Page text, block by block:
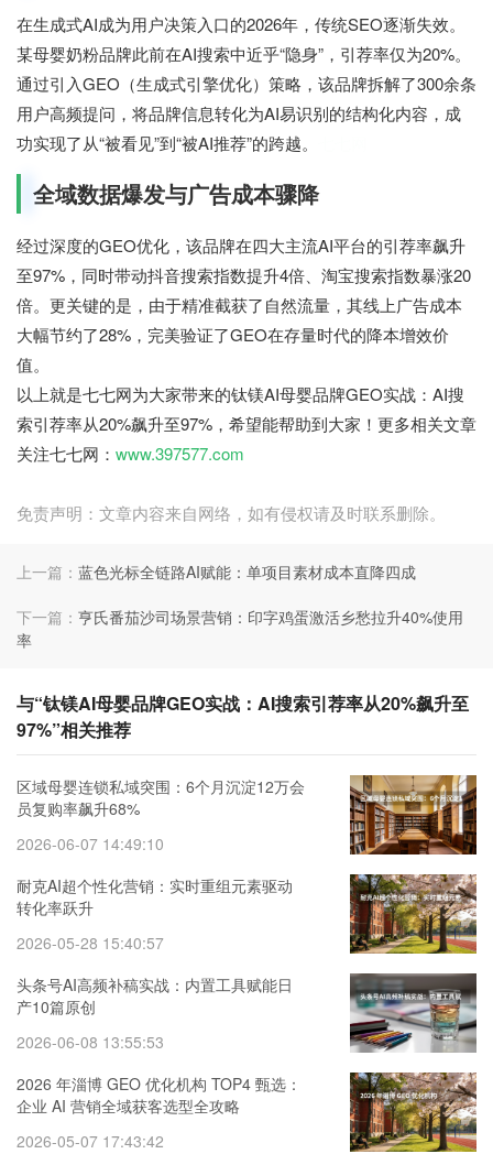
在生成式AI成为用户决策入口的2026年，传统SEO逐渐失效。
某母婴奶粉品牌此前在AI搜索中近乎“隐身”，引荐率仅为20%。
通过引入GEO（生成式引擎优化）策略，该品牌拆解了300余条
用户高频提问，将品牌信息转化为AI易识别的结构化内容，成
功实现了从“被看见”到“被AI推荐”的跨越。
全域数据爆发与广告成本骤降
经过深度的GEO优化，该品牌在四大主流AI平台的引荐率飙升
至97%，同时带动抖音搜索指数提升4倍、淘宝搜索指数暴涨20
倍。更关键的是，由于精准截获了自然流量，其线上广告成本
大幅节约了28%，完美验证了GEO在存量时代的降本增效价
值。
以上就是七七网为大家带来的钛镁AI母婴品牌GEO实战：AI搜
索引荐率从20%飙升至97%，希望能帮助到大家！更多相关文章
关注七七网： www.397577.com
免责声明：文章内容来自网络，如有侵权请及时联系删除。
上一篇： 蓝色光标全链路AI赋能：单项目素材成本直降四成
下一篇： 亨氏番茄沙司场景营销：印字鸡蛋激活乡愁拉升40%使用
率
与“钛镁AI母婴品牌GEO实战：AI搜索引荐率从20%飙升至
97%”相关推荐
区域母婴连锁私域突围：6个月沉淀12万会
员复购率飙升68%
2026-06-07 14:49:10
耐克AI超个性化营销：实时重组元素驱动
转化率跃升
2026-05-28 15:40:57
头条号AI高频补稿实战：内置工具赋能日
产10篇原创
2026-06-08 13:55:53
2026 年淄博 GEO 优化机构 TOP4 甄选：
企业 AI 营销全域获客选型全攻略
2026-05-07 17:43:42